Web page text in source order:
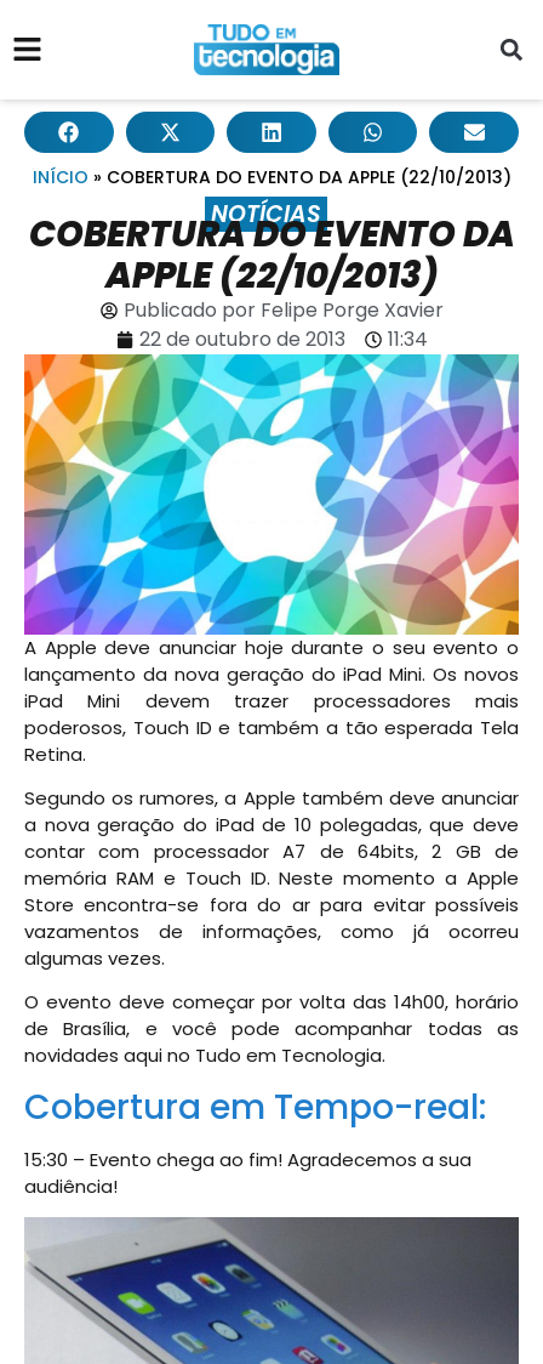
INÍCIO » COBERTURA DO EVENTO DA APPLE (22/10/2013)
NOTÍCIAS
COBERTURA DO EVENTO DA
APPLE (22/10/2013)
Publicado porFelipe Porge Xavier
22 de outubro de 2013
11:34
A Apple deve anunciar hoje durante o seu evento o
lançamento da nova geração do iPad Mini. Os novos
iPad Mini devem trazer processadores mais
poderosos, Touch ID e também a tão esperada Tela
Retina.
Segundo os rumores, a Apple também deve anunciar
a nova geração do iPad de 10 polegadas, que deve
contar com processador A7 de 64bits, 2 GB de
memória RAM e Touch ID. Neste momento a Apple
Store encontra-se fora do ar para evitar possíveis
vazamentos de informações, como já ocorreu
algumas vezes.
O evento deve começar por volta das 14h00, horário
de Brasília, e você pode acompanhar todas as
novidades aqui no Tudo em Tecnologia.
Cobertura em Tempo-real:
15:30 – Evento chega ao fim! Agradecemos a sua
audiência!